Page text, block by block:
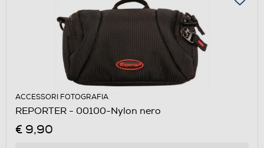
ACCESSORI FOTOGRAFIA
REPORTER - 00100-Nylon nero
€ 9,90